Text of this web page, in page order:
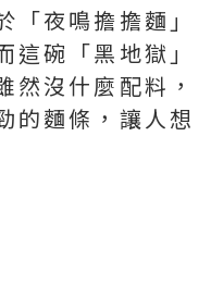
夜鳴擔擔麵」
碗「黑地獄」
然沒什麼配料，
的麵條，讓人想